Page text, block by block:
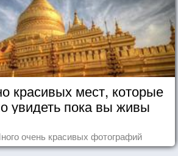
красивых мест, которые
увидеть пока вы живы
очень красивых фотографий